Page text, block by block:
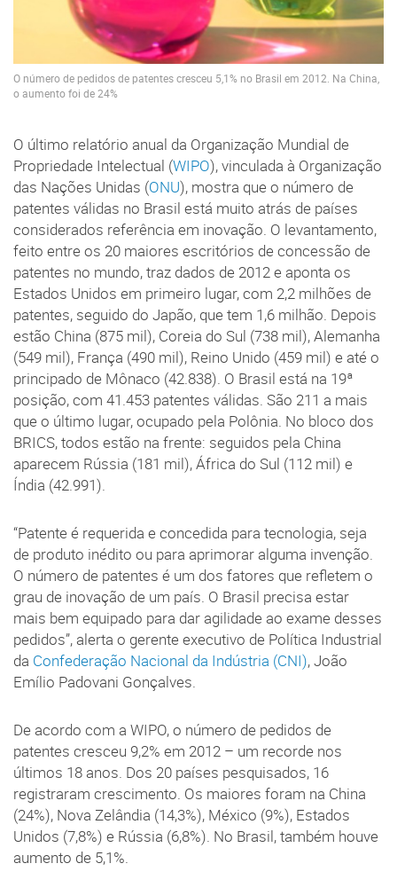
O número de pedidos de patentes cresceu 5,1% no Brasil em 2012. Na China,
o aumento foi de 24%
O último relatório anual da Organização Mundial de
Propriedade Intelectual (WIPO), vinculada à Organização
das Nações Unidas (ONU), mostra que o número de
patentes válidas no Brasil está muito atrás de países
considerados referência em inovação. O levantamento,
feito entre os 20 maiores escritórios de concessão de
patentes no mundo, traz dados de 2012 e aponta os
Estados Unidos em primeiro lugar, com 2,2 milhões de
patentes, seguido do Japão, que tem 1,6 milhão. Depois
estão China (875 mil), Coreia do Sul (738 mil), Alemanha
(549 mil), França (490 mil), Reino Unido (459 mil) e até o
principado de Mônaco (42.838). O Brasil está na 19ª
posição, com 41.453 patentes válidas. São 211 a mais
que o último lugar, ocupado pela Polônia. No bloco dos
BRICS, todos estão na frente: seguidos pela China
aparecem Rússia (181 mil), África do Sul (112 mil) e
Índia (42.991).
“Patente é requerida e concedida para tecnologia, seja
de produto inédito ou para aprimorar alguma invenção.
O número de patentes é um dos fatores que refletem o
grau de inovação de um país. O Brasil precisa estar
mais bem equipado para dar agilidade ao exame desses
pedidos”, alerta o gerente executivo de Política Industrial
da Confederação Nacional da Indústria (CNI), João
Emílio Padovani Gonçalves.
De acordo com a WIPO, o número de pedidos de
patentes cresceu 9,2% em 2012 – um recorde nos
últimos 18 anos. Dos 20 países pesquisados, 16
registraram crescimento. Os maiores foram na China
(24%), Nova Zelândia (14,3%), México (9%), Estados
Unidos (7,8%) e Rússia (6,8%). No Brasil, também houve
aumento de 5,1%.